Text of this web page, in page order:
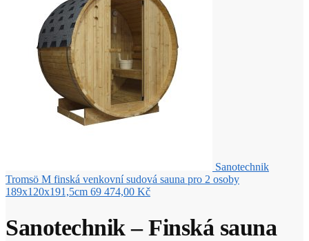
Sanotechnik
Tromsö M finská venkovní sudová sauna pro 2 osoby
189x120x191,5cm 69 474,00 Kč
Sanotechnik – Finská sauna